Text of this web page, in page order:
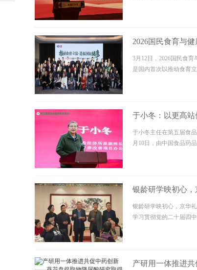
2026国民食育与
3月12日，2026国民食
是国内首次以推动食育
于小冬：以更高
于小冬主任在第五届食
月10日，由中国食品药
银龄研学映初心
会北京研学活动圆
银龄研学映初心，京华
学习贯彻党的二十届四
产研用一体推进